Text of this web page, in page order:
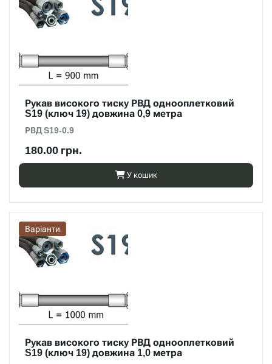
Рукав високого тиску РВД однооплетковий
S19 (ключ 19) довжина 0,9 метра
РВД S19-0.9
180.00 грн.
У кошик
Варіанти
Рукав високого тиску РВД однооплетковий
S19 (ключ 19) довжина 1,0 метра